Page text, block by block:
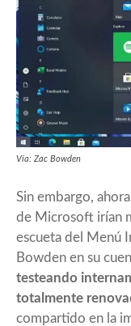
Vía: Zac Bowden
Sin embargo,
de Microsoft irían
escueta del Menú
Bowden en su
testeando
totalmente
compartido en la